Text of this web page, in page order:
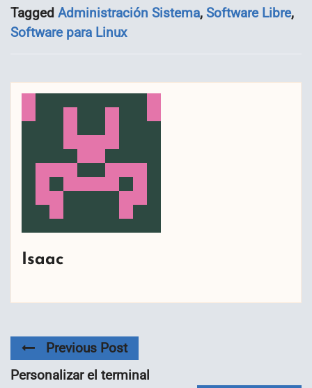
Tagged Administración Sistema, Software Libre,
Software para Linux
Isaac
Previous Post
Personalizar el terminal